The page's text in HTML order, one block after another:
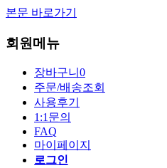
본문 바로가기
회원메뉴
장바구니 0
주문/배송조회
사용후기
1:1문의
FAQ
마이페이지
로그인